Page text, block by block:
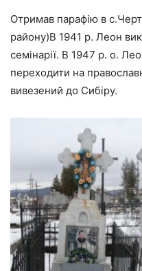
Oтримав парафію в
району)В 1941 р. Леон
семінарії. В 1947 р. о.
переходити на
вивезений до Сибіру.